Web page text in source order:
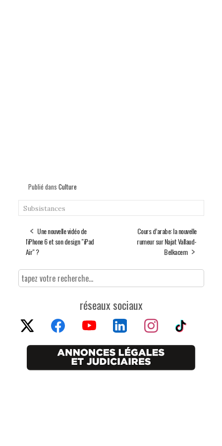
Publié dans Culture
Subsistances
Une nouvelle vidéo de
l'iPhone 6 et son design "iPad
Air" ?
Cours d’arabe: la nouvelle
rumeur sur Najat Vallaud-
Belkacem
réseaux sociaux